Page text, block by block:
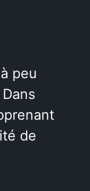
peu
de